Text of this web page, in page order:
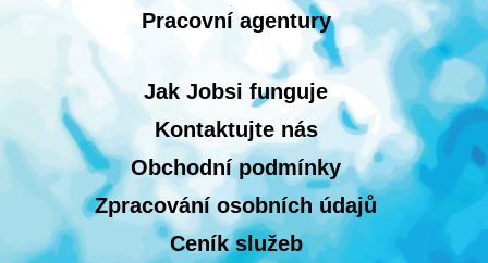
Pracovní agentury
Jak Jobsi funguje
Kontaktujte nás
Obchodní podmínky
Zpracování osobních údajů
Ceník služeb